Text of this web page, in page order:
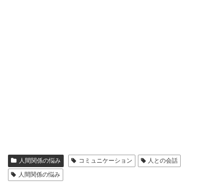
人間関係の悩み コミュニケーション
人との会話
人間関係の悩み